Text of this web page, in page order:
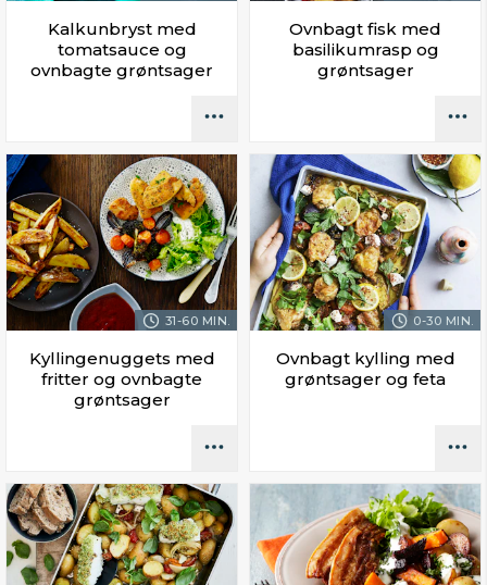
Kalkunbryst med
tomatsauce og
ovnbagte grøntsager
Ovnbagt fisk med
basilikumrasp og
grøntsager
31-60 MIN.
Kyllingenuggets med
fritter og ovnbagte
grøntsager
0-30 MIN.
Ovnbagt kylling med
grøntsager og feta